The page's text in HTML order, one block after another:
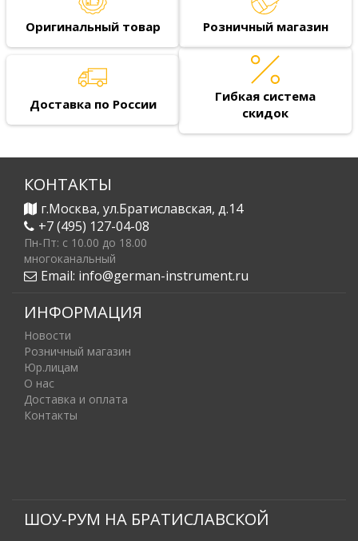
Оригинальный товар Розничный магазин
Доставка по России
Гибкая система
скидок
КОНТАКТЫ
г.Москва, ул.Братиславская, д.14
+7 (495) 127-04-08
Пн-Пт: c 10.00 до 18.00
многоканальный
Email: info@german-instrument.ru
ИНФОРМАЦИЯ
Новости
Розничный магазин
Юр.лицам
О нас
Доставка и оплата
Контакты
ШОУ-РУМ НА БРАТИСЛАВСКОЙ